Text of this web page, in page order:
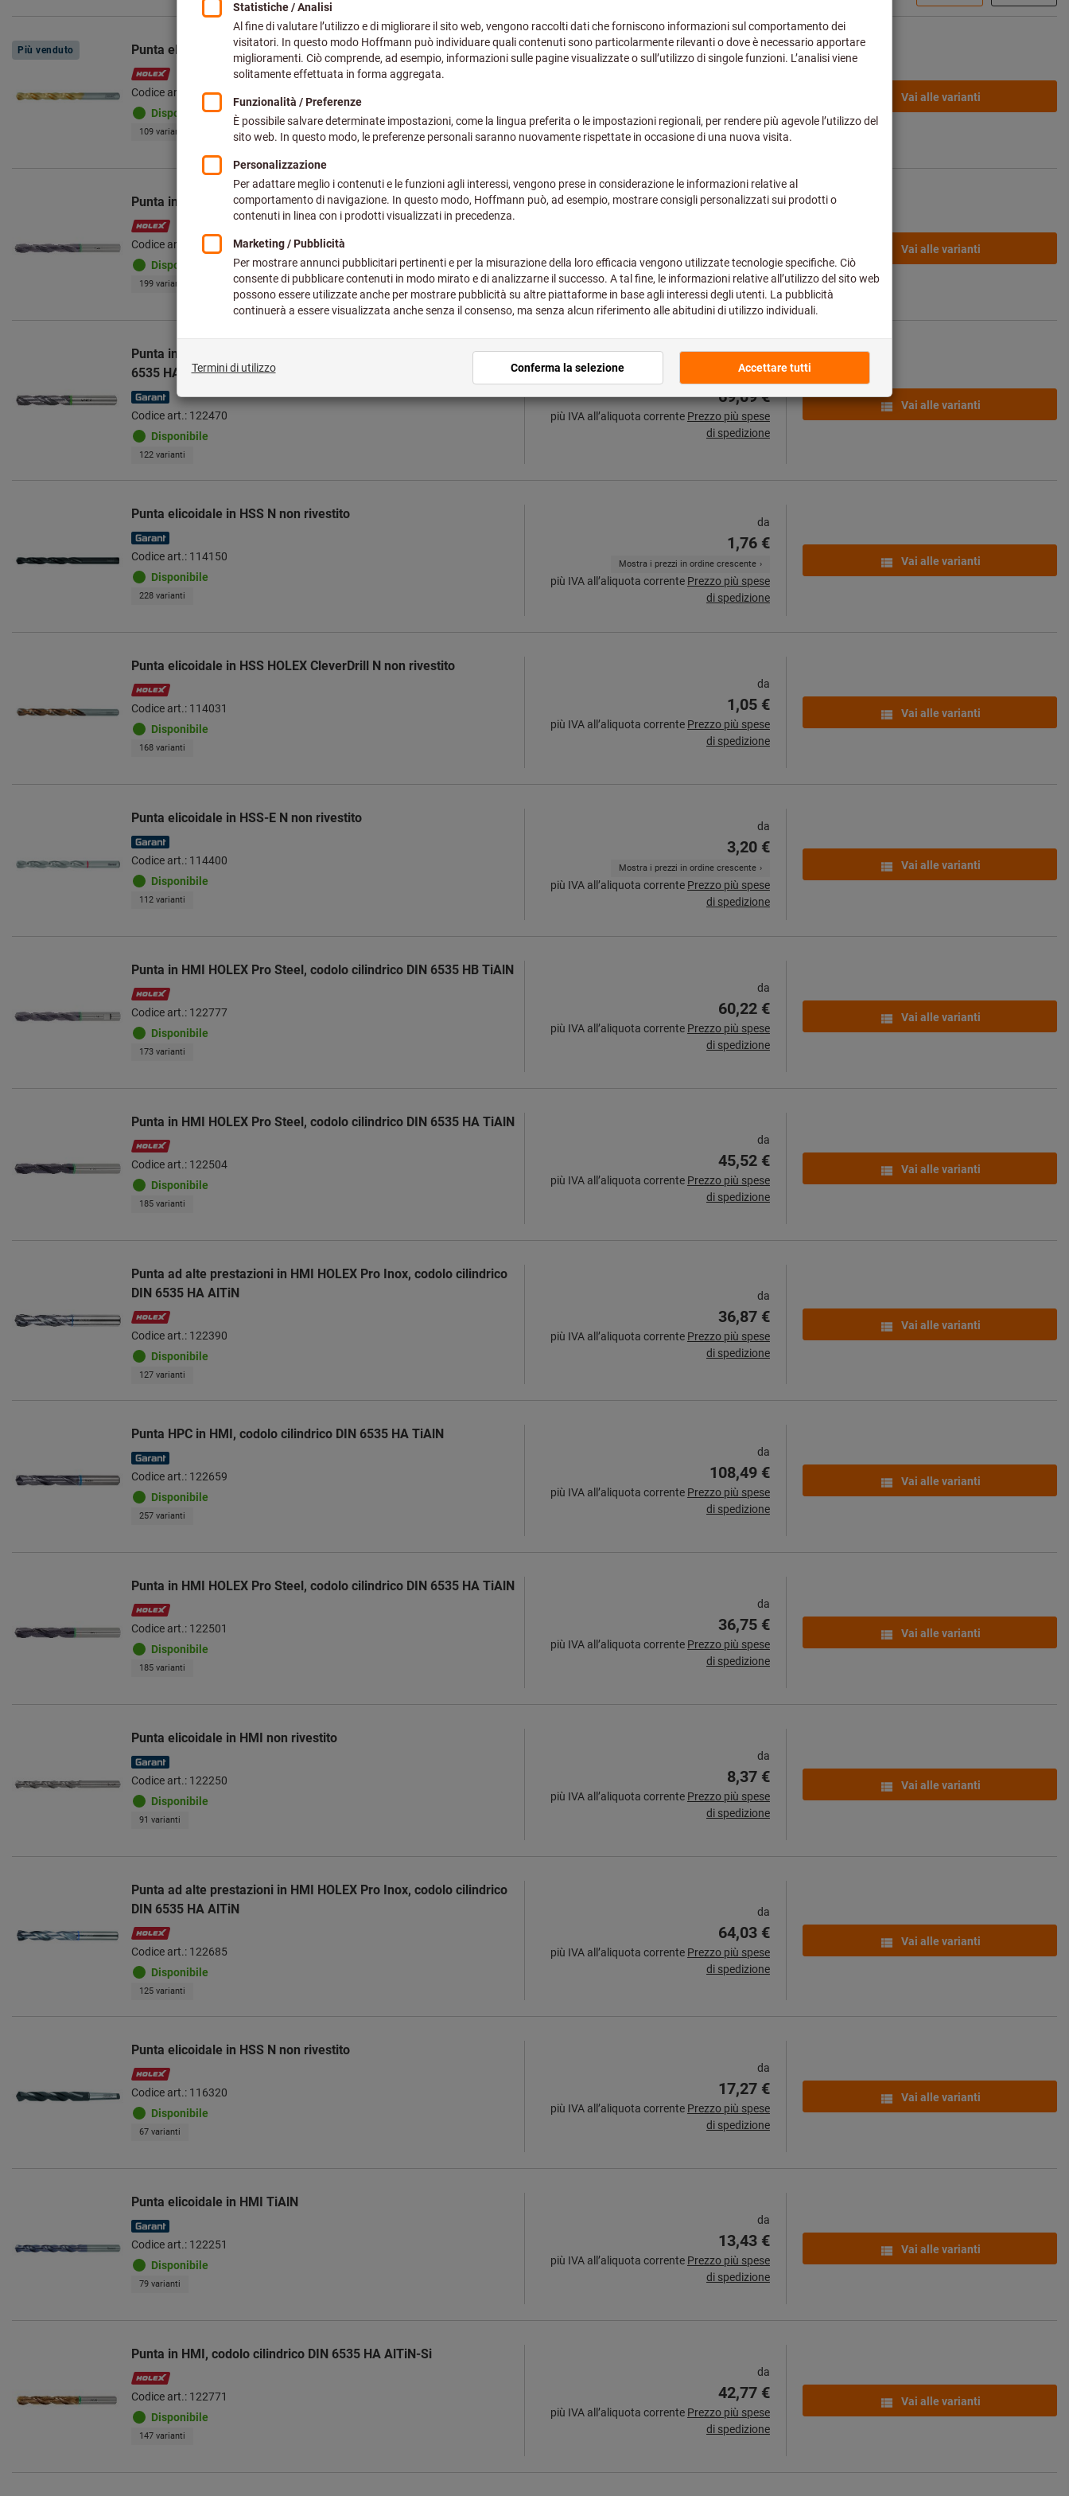
Più venduto Punta elicoidale in HSS N TiN
Codice art.: 114360
Disponibile
109 varianti
di spedizione
Vai alle varianti
Punta in HMI HOLEX Pro Steel, codolo cilindrico DIN 6535 HA TiAlN
Codice art.: 122776
Disponibile
199 varianti
più IVA all’aliquota corrente Prezzo più spese
di spedizione
Vai alle varianti
Punta in HMI per HPC GARANT Master Steel, codolo cilindrico DIN
6535 HA TiAlN
Codice art.: 122470
Disponibile
122 varianti
da
69,09 €
più IVA all’aliquota corrente Prezzo più spese
di spedizione
Vai alle varianti
Punta elicoidale in HSS N non rivestito
Codice art.: 114150
Disponibile
228 varianti
da
1,76 €
Mostra i prezzi in ordine crescente
più IVA all’aliquota corrente Prezzo più spese
di spedizione
Vai alle varianti
Punta elicoidale in HSS HOLEX CleverDrill N non rivestito
Codice art.: 114031
Disponibile
168 varianti
da
1,05 €
più IVA all’aliquota corrente Prezzo più spese
di spedizione
Vai alle varianti
Punta elicoidale in HSS-E N non rivestito
Codice art.: 114400
Disponibile
112 varianti
da
3,20 €
Mostra i prezzi in ordine crescente
più IVA all’aliquota corrente Prezzo più spese
di spedizione
Vai alle varianti
Punta in HMI HOLEX Pro Steel, codolo cilindrico DIN 6535 HB TiAlN
Codice art.: 122777
Disponibile
173 varianti
da
60,22 €
più IVA all’aliquota corrente Prezzo più spese
di spedizione
Vai alle varianti
Punta in HMI HOLEX Pro Steel, codolo cilindrico DIN 6535 HA TiAlN
Codice art.: 122504
Disponibile
185 varianti
da
45,52 €
più IVA all’aliquota corrente Prezzo più spese
di spedizione
Vai alle varianti
Punta ad alte prestazioni in HMI HOLEX Pro Inox, codolo cilindrico
DIN 6535 HA AlTiN
Codice art.: 122390
Disponibile
127 varianti
da
36,87 €
più IVA all’aliquota corrente Prezzo più spese
di spedizione
Vai alle varianti
Punta HPC in HMI, codolo cilindrico DIN 6535 HA TiAlN
Codice art.: 122659
Disponibile
257 varianti
da
108,49 €
più IVA all’aliquota corrente Prezzo più spese
di spedizione
Vai alle varianti
Punta in HMI HOLEX Pro Steel, codolo cilindrico DIN 6535 HA TiAlN
Codice art.: 122501
Disponibile
185 varianti
da
36,75 €
più IVA all’aliquota corrente Prezzo più spese
di spedizione
Vai alle varianti
Punta elicoidale in HMI non rivestito
Codice art.: 122250
Disponibile
91 varianti
da
8,37 €
più IVA all’aliquota corrente Prezzo più spese
di spedizione
Vai alle varianti
Punta ad alte prestazioni in HMI HOLEX Pro Inox, codolo cilindrico
DIN 6535 HA AlTiN
Codice art.: 122685
Disponibile
125 varianti
da
64,03 €
più IVA all’aliquota corrente Prezzo più spese
di spedizione
Vai alle varianti
Punta elicoidale in HSS N non rivestito
Codice art.: 116320
Disponibile
67 varianti
da
17,27 €
più IVA all’aliquota corrente Prezzo più spese
di spedizione
Vai alle varianti
Punta elicoidale in HMI TiAlN
Codice art.: 122251
Disponibile
79 varianti
da
13,43 €
più IVA all’aliquota corrente Prezzo più spese
di spedizione
Vai alle varianti
Punta in HMI, codolo cilindrico DIN 6535 HA AlTiN-Si
Codice art.: 122771
Disponibile
147 varianti
da
42,77 €
più IVA all’aliquota corrente Prezzo più spese
di spedizione
Vai alle varianti